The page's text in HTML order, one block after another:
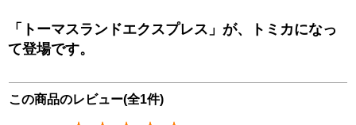
「トーマスランドエクスプレス」が、トミカになっ
て登場です。
この商品のレビュー(全1件)